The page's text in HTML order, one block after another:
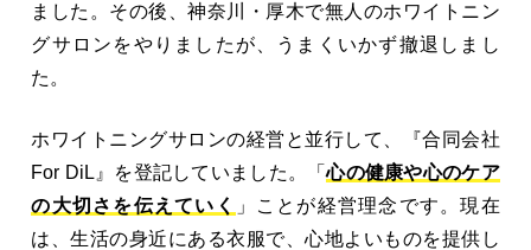
ました。その後、神奈川・厚木で無人のホワイトニン
グサロンをやりましたが、うまくいかず撤退しまし
た。
ホワイトニングサロンの経営と並行して、『合同会社
For DiL』を登記していました。「心の健康や心のケア
の大切さを伝えていく
」ことが経営理念です。現在
は、生活の身近にある衣服で、心地よいものを提供し